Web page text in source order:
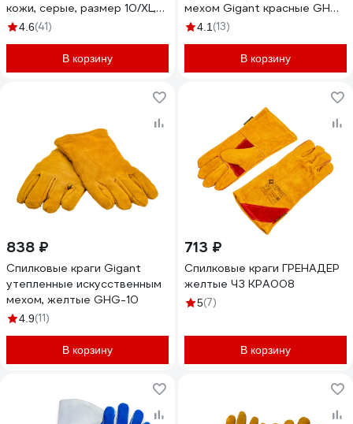
кожи, серые, размер 10/XL,
JWK101-XL
4.6(41)
В корзину
мехом Gigant красные GHG-
054.1 (13)
В корзину
838 ₽
Спилковые краги Gigant
утепленные искусственным
мехом, желтые GHG-10
4.9(11)
В корзину
713 ₽
Спилковые краги ГРЕНАДЕР
желтые ЧЗ КРА008
5(7)
В корзину